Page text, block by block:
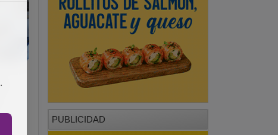
PUBLICIDAD
.